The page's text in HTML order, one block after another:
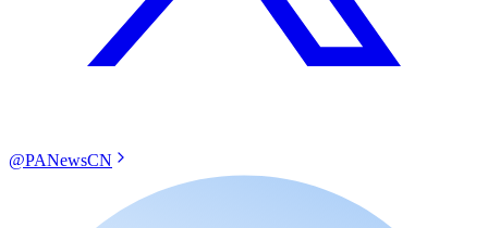
@PANewsCN